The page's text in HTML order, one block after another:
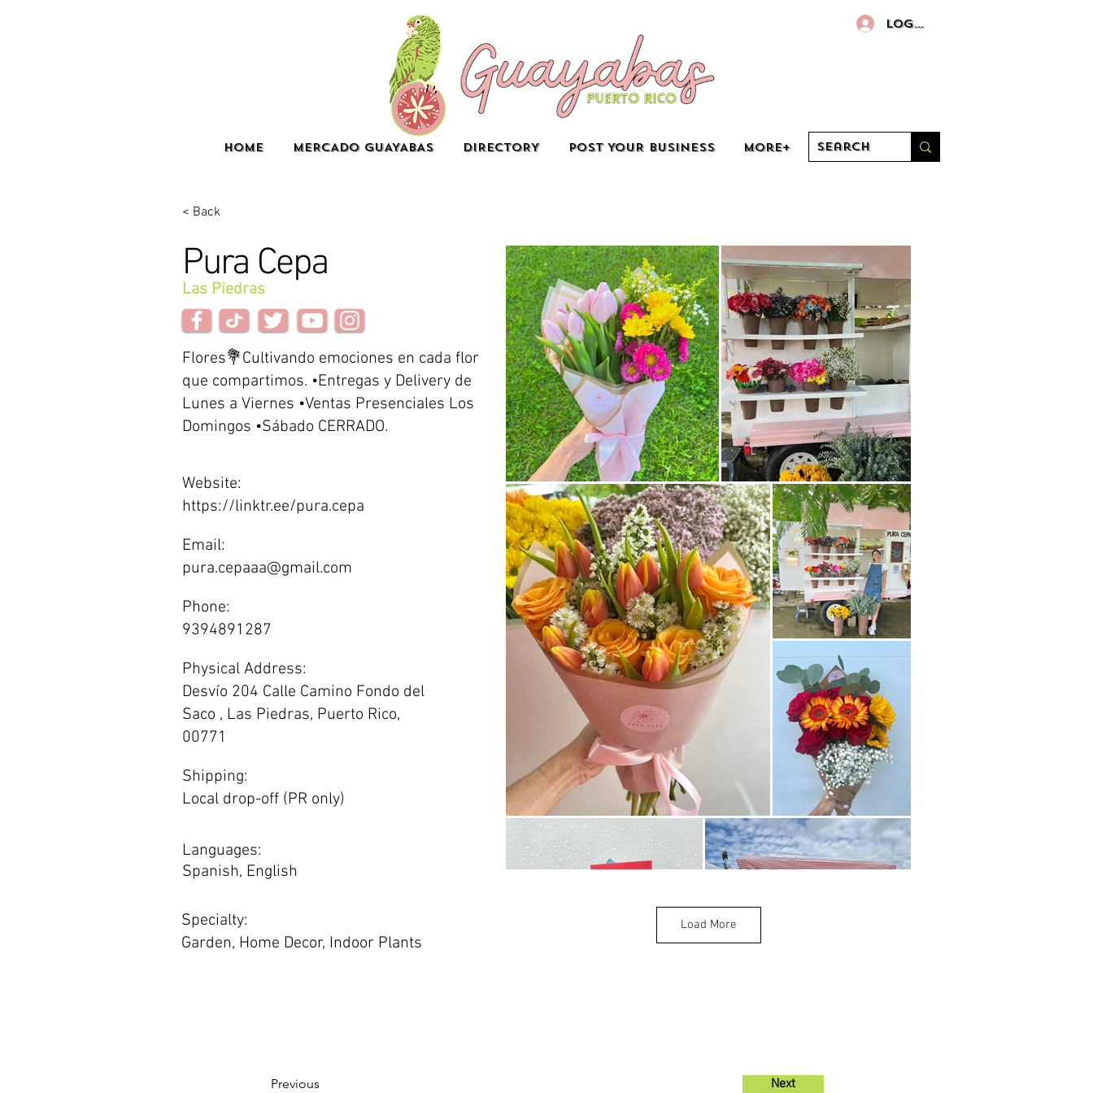
HOME MERCADO GUAYABAS DIRECTORY POST YOUR BUSINESS More+
Log In
< Back
Pura Cepa
Las Piedras
Flores💐Cultivando emociones en cada flor
que compartimos. •Entregas y Delivery de
Lunes a Viernes •Ventas Presenciales Los
Domingos •Sábado CERRADO.
Website:
https://linktr.ee/pura.cepa
Email:
pura.cepaaa@gmail.com
Phone:
9394891287
Physical Address:
Desvío 204 Calle Camino Fondo del
Saco , Las Piedras, Puerto Rico,
00771
Shipping:
Local drop-off (PR only)
Languages:
Spanish, English
Specialty:
Garden, Home Decor, Indoor Plants
Previous
Load More
Next